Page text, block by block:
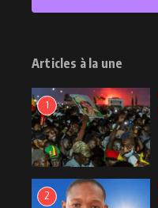
Articles à la une
1
2